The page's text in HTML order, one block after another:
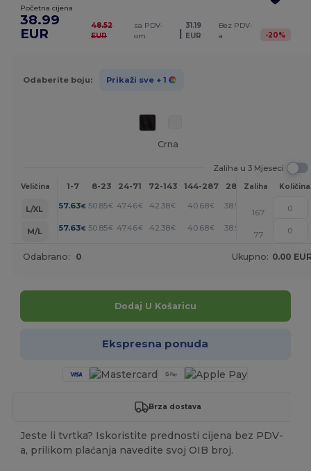
Početna cijena
38.99
EUR
48.52
EUR
sa PDV-
om.
|
31.19
EUR
Bez PDV-
a
-20%
Odaberite boju: Prikaži sve + 1
Crna
Zaliha u 3 Mjeseci
Veličina 1-7 8-23 24-71 72-143 144-287 288 + Više
Zaliha Količina
L/XL 57.63€ 50.85€ 47.46€ 42.38€ 40.68€ 38.99 +
167
M/L
57.63€ 50.85€ 47.46€ 42.38€ 40.68€ 38.99 +
77
Odabrano: 0 Ukupno: 0.00
Dodaj U Košaricu
Ekspresna ponuda
Brza dostava
Jeste li tvrtka? Iskoristite prednosti cijena bez PDV-
a, prilikom plaćanja navedite svoj OIB broj.